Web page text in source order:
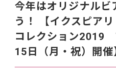
今年はオリジナルビ
う！ 【イクスピア
コレクション2019
15日（月・祝）開催